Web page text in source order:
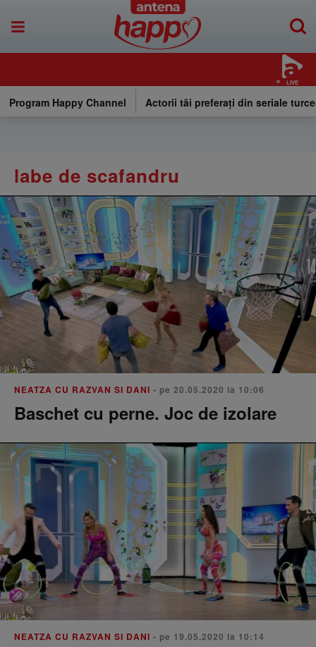
LIVE
Program Happy Channel Actorii tăi preferați din seriale
labe de scafandru
NEATZA CU RAZVAN SI DANI • pe 20.05.2020 la 10:06
Baschet cu perne. Joc de izolare
NEATZA CU RAZVAN SI DANI • pe 19.05.2020 la 10:14